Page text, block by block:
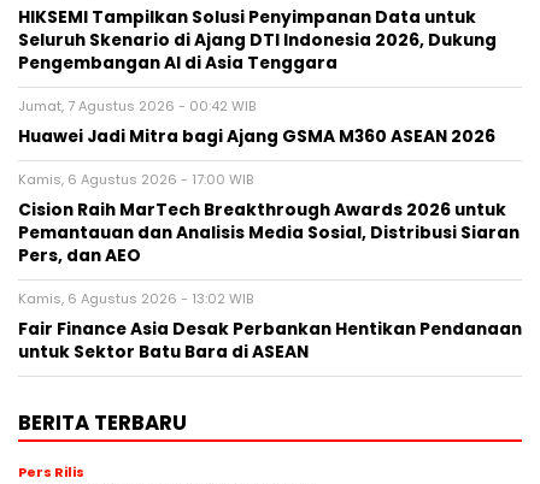
HIKSEMI Tampilkan Solusi Penyimpanan Data untuk
Seluruh Skenario di Ajang DTI Indonesia 2026, Dukung
Pengembangan AI di Asia Tenggara
Jumat, 7 Agustus 2026 - 00:42 WIB
Huawei Jadi Mitra bagi Ajang GSMA M360 ASEAN 2026
Kamis, 6 Agustus 2026 - 17:00 WIB
Cision Raih MarTech Breakthrough Awards 2026 untuk
Pemantauan dan Analisis Media Sosial, Distribusi Siaran
Pers, dan AEO
Kamis, 6 Agustus 2026 - 13:02 WIB
Fair Finance Asia Desak Perbankan Hentikan Pendanaan
untuk Sektor Batu Bara di ASEAN
BERITA TERBARU
Pers Rilis